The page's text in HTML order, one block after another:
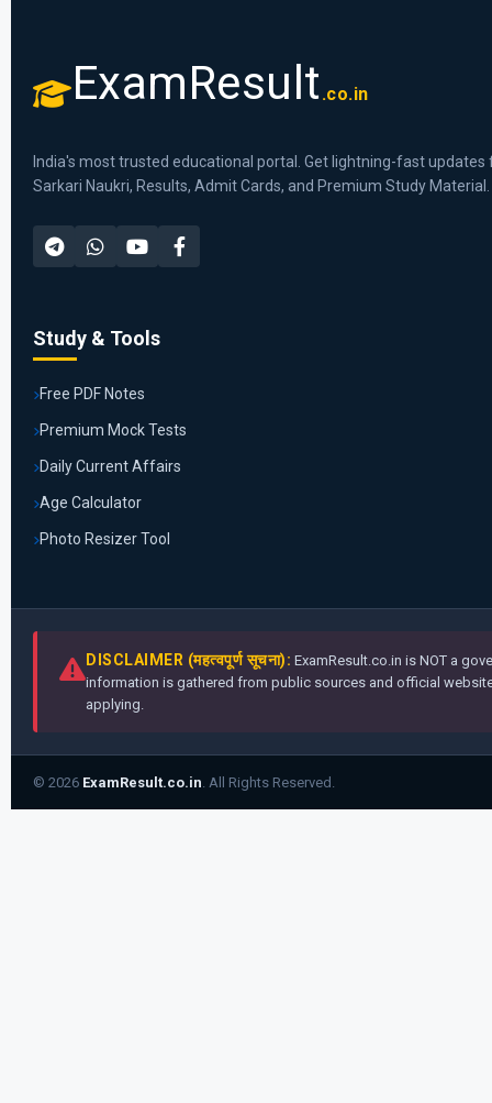
ExamResult .co.in
India's most trusted educational portal. Get lightning-fast updates
Sarkari Naukri, Results, Admit Cards, and Premium Study Material.
Study & Tools
Free PDF Notes
Premium Mock Tests
Daily Current Affairs
Age Calculator
Photo Resizer Tool
DISCLAIMER (महत्वपूर्ण सूचना): ExamResult.co.in is NOT a
information is gathered from public sources and official
applying.
© 2026 ExamResult.co.in. All Rights Reserved.